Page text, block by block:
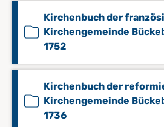
Kirchenbuch der
Kirchengemeinde
1752
Kirchenbuch der
Kirchengemeinde
1736